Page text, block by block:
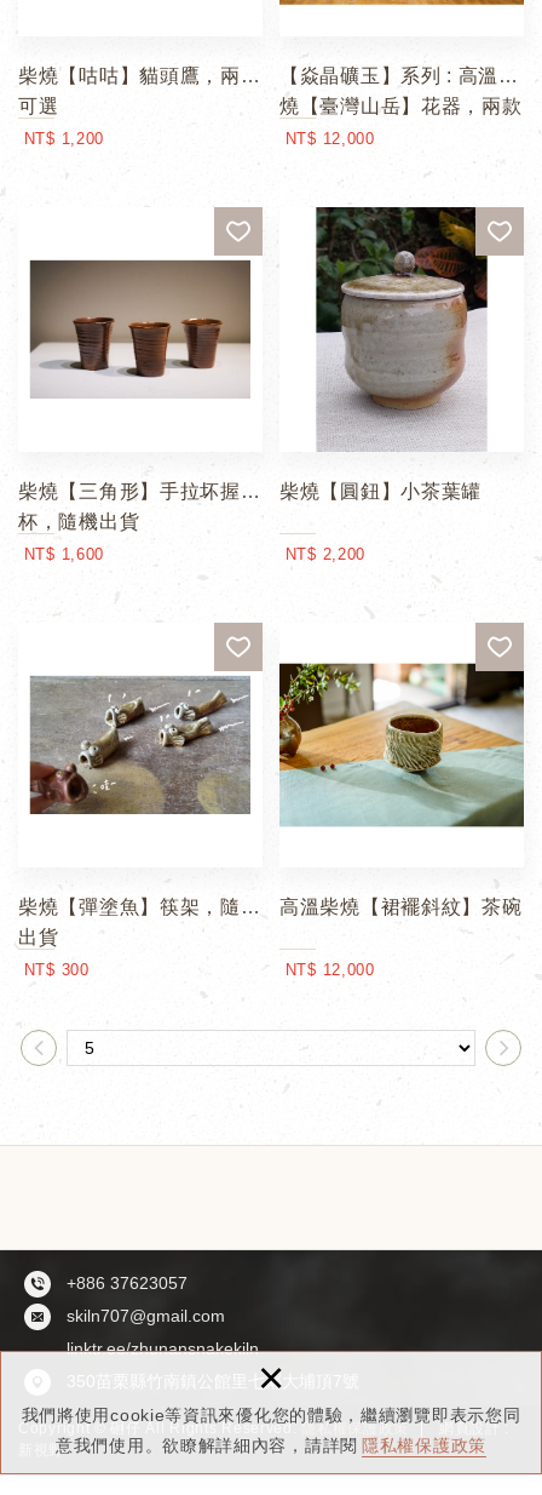
我們將使用cookie等資訊來優化您的體驗，繼續瀏覽即表示您同
意我們使用。欲瞭解詳細內容，請詳閱 隱私權保護政策
×
柴燒【咕咕】貓頭鷹，兩款
可選
NT$ 1,200
【焱晶礦玉】系列 : 高溫柴
燒【臺灣山岳】花器，兩款
可選
NT$ 12,000
柴燒【三角形】手拉坏握
杯，隨機出貨
NT$ 1,600
柴燒【圓鈕】小茶葉罐
NT$ 2,200
柴燒【彈塗魚】筷架，隨機
出貨
NT$ 300
高溫柴燒【裙襬斜紋】茶碗
NT$ 12,000
+886 37623057
skiln707@gmail.com
linktr.ee/zhunansnakekiln
350苗栗縣竹南鎮公館里七鄰大埔頂7號
Copyright © 硘仔 All Rights Reserved.隱私權保護政策
網頁設計 :
新視野